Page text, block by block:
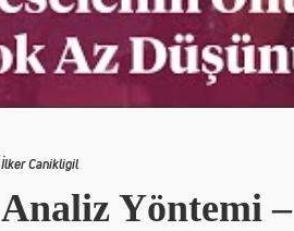
İlker Canikligil
Analiz Yöntemi